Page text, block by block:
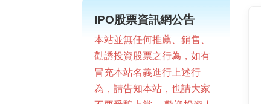
IPO股票資訊網公告
本站並無任何推薦、銷售、
勸誘投資股票之行為，如有
冒充本站名義進行上述行
為，請告知本站，也請大家